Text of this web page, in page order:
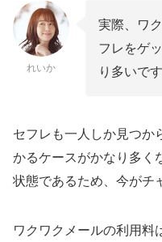
ワクワクメール
PCMAX
Jメール
【裏技】たった数
方法
る方法（探し方解
れいか
実際、ワ
フレをゲ
り多いです
セフレも一人しか見つか
かるケースがかなり多く
状態であるため、今がチ
ワクワクメールの利用料